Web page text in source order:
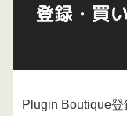
Plugin Boutique